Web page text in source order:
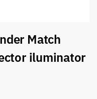
Match
iluminator